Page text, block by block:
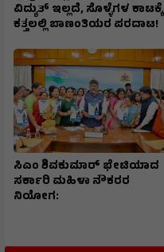
ವಿದ್ಯುತ್‌ ಇಲ್ಲದೆ, ಸೊಳ್ಳೆಗಳ ಕಾಟಕ್ಕೆ
ಕತ್ತಲಲ್ಲಿ ಬಾಣಂತಿಯರ ಪರದಾಟ!
ಸಿಎಂ ಶಿವಕುಮಾರ್‌ ಭೇಟಿಯಾದ
ಸರ್ಕಾರಿ ಮಹಿಳಾ ನೌಕರರ
ನಿಯೋಗ: